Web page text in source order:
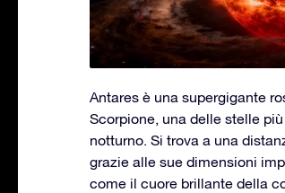
Antares è una supergigante
Scorpione, una delle stelle
notturno. Si trova a una
grazie alle sue dimensioni
come il cuore brillante della